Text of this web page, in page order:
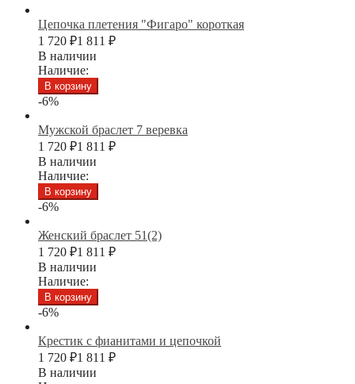
Цепочка плетения "Фигаро" короткая
1 720 ₽1 811 ₽
В наличии
Наличие:
В корзину
-6%
Мужской браслет 7 веревка
1 720 ₽1 811 ₽
В наличии
Наличие:
В корзину
-6%
Женский браслет 51(2)
1 720 ₽1 811 ₽
В наличии
Наличие:
В корзину
-6%
Крестик с фианитами и цепочкой
1 720 ₽1 811 ₽
В наличии